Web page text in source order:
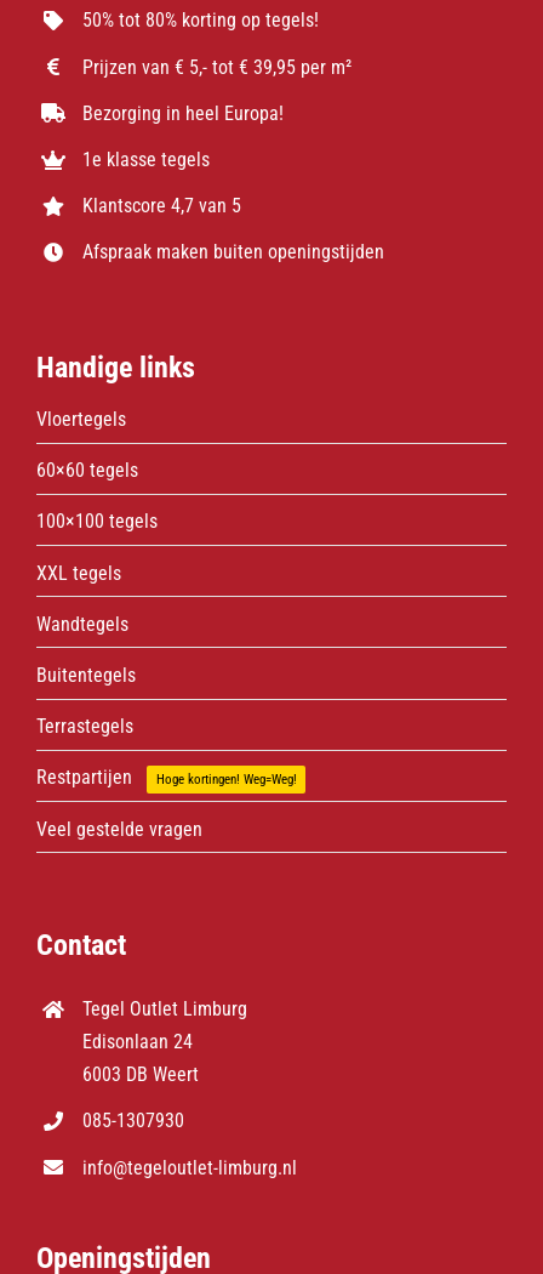
50% tot 80% korting op tegels!
Prijzen van € 5,- tot € 39,95 per m²
Bezorging in heel Europa!
1e klasse tegels
Klantscore 4,7 van 5
Afspraak maken buiten openingstijden
Handige links
Vloertegels
60×60 tegels
100×100 tegels
XXL tegels
Wandtegels
Buitentegels
Terrastegels
Restpartijen Hoge kortingen! Weg=Weg!
Veel gestelde vragen
Contact
Tegel Outlet Limburg
Edisonlaan 24
6003 DB Weert
085-1307930
info@tegeloutlet-limburg.nl
Openingstijden